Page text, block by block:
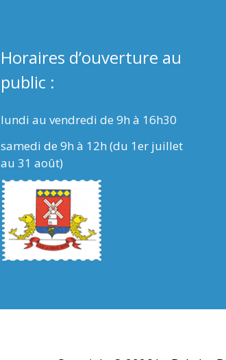
Horaires d’ouverture au
public :
lundi au vendredi de 9h à 16h30
samedi de 9h à 12h (du 1er juillet
au 31 août)